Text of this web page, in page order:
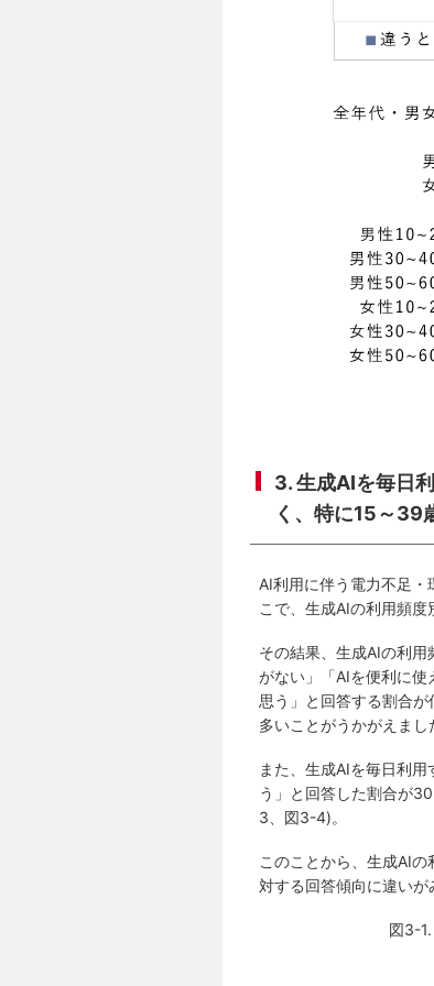
3. 生成AIを毎日
く、特に15～39
AI利用に伴う電力不足
こで、生成AIの利用頻
その結果、生成AIの利
がない」「AIを便利に
思う」と回答する割合
多いことがうかがえまし
また、生成AIを毎日利
う」と回答した割合が
3、図3-4)。
このことから、生成AI
対する回答傾向に違いが
図3-